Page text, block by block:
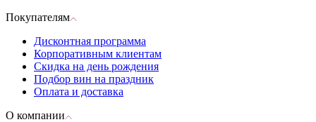
Покупателям
Дисконтная программа
Корпоративным клиентам
Скидка на день рождения
Подбор вин на праздник
Оплата и доставка
О компании